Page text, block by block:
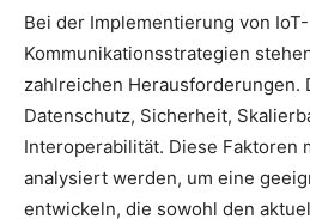
Bei der Implementierung von IoT-
Kommunikationsstrategien
zahlreichen Herausforderungen.
Datenschutz, Sicherheit,
Interoperabilität. Diese Faktoren
analysiert werden, um eine
entwickeln, die sowohl den